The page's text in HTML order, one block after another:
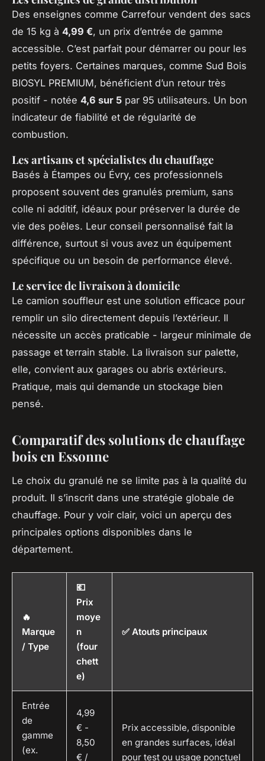
Des enseignes comme Carrefour vendent des sacs
de 15 kg à 4,99 €, un prix d’entrée de gamme
accessible. C’est parfait pour démarrer ou pour les
petits foyers. Certaines marques, comme Sud Bois
BIOSYL PREMIUM, bénéficient d’un retour très
positif - notée 4,6 sur 5 par 95 utilisateurs. Un bon
indicateur de fiabilité et de régularité de
combustion.
Les artisans et spécialistes du chauffage
Basés à Étampes ou Évry, ces professionnels
proposent souvent des granulés premium, sans
colle ni additif, idéaux pour préserver la durée de
vie des poêles. Leur conseil personnalisé fait la
différence, surtout si vous avez un équipement
spécifique ou un besoin de performance élevé.
Le service de livraison à domicile
Le camion souffleur est une solution efficace pour
remplir un silo directement depuis l’extérieur. Il
nécessite un accès praticable - largeur minimale de
passage et terrain stable. La livraison sur palette,
elle, convient aux garages ou abris extérieurs.
Pratique, mais qui demande un stockage bien
pensé.
Comparatif des solutions de chauffage
bois en Essonne
Le choix du granulé ne se limite pas à la qualité du
produit. Il s’inscrit dans une stratégie globale de
chauffage. Pour y voir clair, voici un aperçu des
principales options disponibles dans le
département.
🔥
Marque
/ Type
💶
Prix
moye
n
(four
chett
e)
✅ Atouts principaux
Entrée
de
gamme
(ex.
4,99
€ -
8,50
€ /
Prix accessible, disponible
en grandes surfaces, idéal
pour test ou usage ponctuel